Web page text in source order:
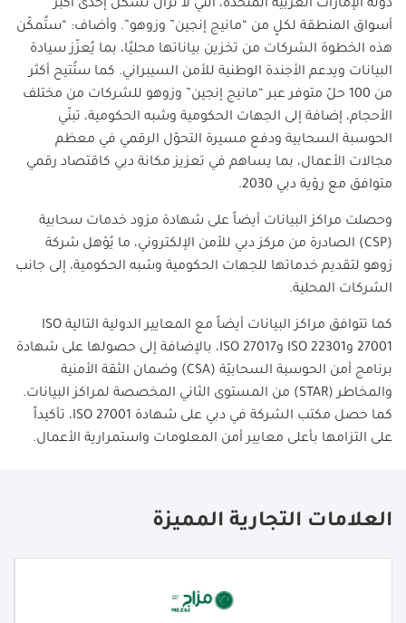
دولة الإمارات العربية المتحدة، التي لا تزال تُشكّل إحدى أكبر
أسواق المنطقة لكلٍ من “مانيج إنجين” وزوهو”. وأضاف: “ستُمكّن
هذه الخطوة الشركات من تخزين بياناتها محليًا، بما يُعزّز سيادة
البيانات ويدعم الأجندة الوطنية للأمن السيبراني. كما ستُتيح أكثر
من 100 حلّ متوفر عبر “مانيج إنجين” وزوهو للشركات من مختلف
الأحجام، إضافة إلى الجهات الحكومية وشبه الحكومية، تبنّي
الحوسبة السحابية ودفع مسيرة التحوّل الرقمي في معظم
مجالات الأعمال، بما يساهم في تعزيز مكانة دبي كاقتصاد رقمي
متوافق مع رؤية دبي 2030
.
وحصلت مراكز البيانات أيضاً على شهادة مزود خدمات سحابية
(CSP)
الصادرة من مركز دبي للأمن الإلكتروني، ما يُؤهل شركة
زوهو لتقديم خدماتها للجهات الحكومية وشبه الحكومية، إلى جانب
الشركات المحلية.
كما تتوافق مراكز البيانات أيضاً مع المعايير الدولية التالية ISO
27001 وISO 22301 وISO 27017، بالإضافة إلى حصولها على شهادة
برنامج أمن الحوسبة السحابيّة (CSA)
وضمان الثقة الأمنية
والمخاطر(STAR)
من المستوى الثاني المخصصة لمراكز البيانات.
كما حصل مكتب الشركة في دبي على شهادة
، تأكيداً
على التزامها بأعلى معايير أمن المعلومات واستمرارية الأعمال.
العلامات التجارية المميزة